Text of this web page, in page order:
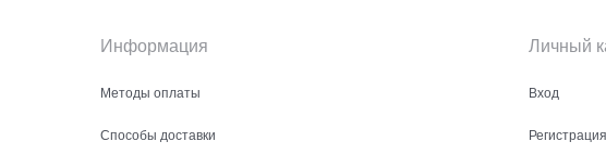
Информация
Методы оплаты
Способы доставки
Личный
Вход
Регистрация